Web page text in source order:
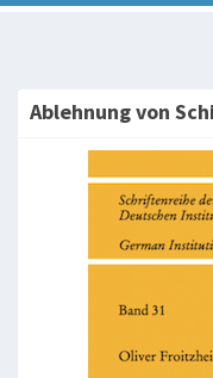
Ablehnung von